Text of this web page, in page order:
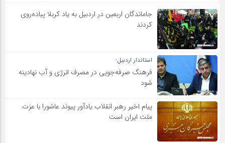
جاماندگان اربعین در اردبیل به یاد کربلا پیاده‌روی
کردند
استاندار اردبیل:
فرهنگ صرفه‌جویی در مصرف انرژی و آب نهادینه
شود
پیام اخیر رهبر انقلاب یادآور پیوند عاشورا با عزت
ملت ایران است